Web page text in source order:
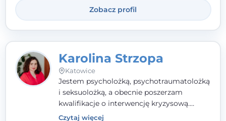
Zobacz profil
Karolina Strzopa
Katowice
Jestem psycholożką, psychotraumatolożką
i seksuolożką, a obecnie poszerzam
kwalifikacje o interwencję kryzysową.
Pracuję w nurcie terapii trzeciej fali, łącząc
Czytaj więcej